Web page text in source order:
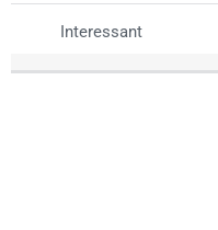
Interessant